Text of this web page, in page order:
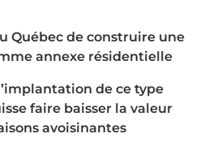
Québec de construire une
annexe résidentielle
de ce type
faire baisser la valeur
avoisinantes